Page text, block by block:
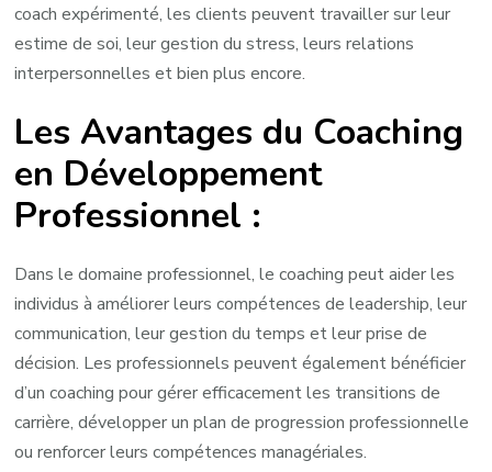
coach expérimenté, les clients peuvent travailler sur leur
estime de soi, leur gestion du stress, leurs relations
interpersonnelles et bien plus encore.
Les Avantages du Coaching
en Développement
Professionnel :
Dans le domaine professionnel, le coaching peut aider les
individus à améliorer leurs compétences de leadership, leur
communication, leur gestion du temps et leur prise de
décision. Les professionnels peuvent également bénéficier
d’un coaching pour gérer efficacement les transitions de
carrière, développer un plan de progression professionnelle
ou renforcer leurs compétences managériales.